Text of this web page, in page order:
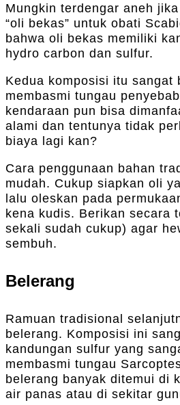
Mungkin terdengar aneh
“oli bekas” untuk obati
bahwa oli bekas memiliki
hydro carbon dan sulfur.
Kedua komposisi itu sangat
membasmi tungau
kendaraan pun bisa
alami dan tentunya tidak
biaya lagi kan?
Cara penggunaan bahan
mudah. Cukup siapkan oli
lalu oleskan pada
kena kudis. Berikan secara
sekali sudah cukup) agar
sembuh.
Belerang
Ramuan tradisional
belerang. Komposisi ini
kandungan sulfur yang
membasmi tungau
belerang banyak ditemui di
air panas atau di sekitar